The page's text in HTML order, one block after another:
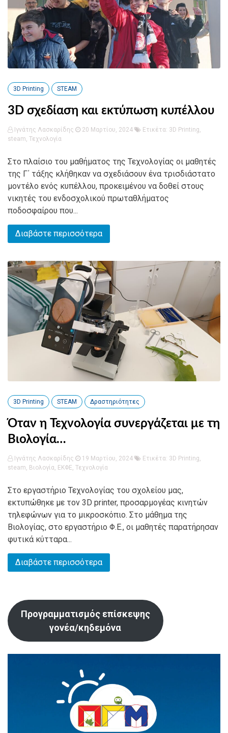
3D Printing STEAM
3D σχεδίαση και εκτύπωση κυπέλλου
Ιγνάτης Λασκαρίδης 20 Μαρτίου, 2024 Ετικέτα: 3D Printing,
steam, Τεχνολογία
Στο πλαίσιο του μαθήματος της Τεχνολογίας οι μαθητές
της Γ΄ τάξης κλήθηκαν να σχεδιάσουν ένα τρισδιάστατο
μοντέλο ενός κυπέλλου, προκειμένου να δοθεί στους
νικητές του ενδοσχολικού πρωταθλήματος
ποδοσφαίρου που...
Διαβάστε περισσότερα
3D Printing STEAM Δραστηριότητες
Όταν η Τεχνολογία συνεργάζεται με τη
Βιολογία…
Ιγνάτης Λασκαρίδης 19 Μαρτίου, 2024 Ετικέτα: 3D Printing
steam Βιολογία ΕΚΦΕ Τεχνολογία
Στο εργαστήριο Τεχνολογίας του σχολείου μας,
εκτυπώθηκε με τον 3D printer, προσαρμογέας κινητών
τηλεφώνων για το μικροσκόπιο. Στο μάθημα της
Βιολογίας, στο εργαστήριο Φ.Ε., οι μαθητές παρατήρησαν
φυτικά κύτταρα...
Διαβάστε περισσότερα
Προγραμματισμός επίσκεψης
γονέα/κηδεμόνα